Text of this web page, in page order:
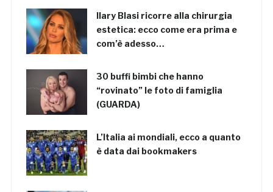
Ilary Blasi ricorre alla chirurgia
estetica: ecco come era prima e
com’è adesso…
30 buffi bimbi che hanno
“rovinato” le foto di famiglia
(GUARDA)
L’Italia ai mondiali, ecco a quanto
è data dai bookmakers